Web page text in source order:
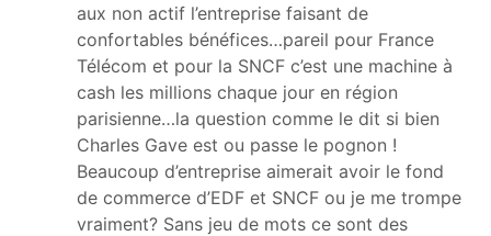
aux non actif l’entreprise faisant de
confortables bénéfices…pareil pour France
Télécom et pour la SNCF c’est une machine à
cash les millions chaque jour en région
parisienne…la question comme le dit si bien
Charles Gave est ou passe le pognon !
Beaucoup d’entreprise aimerait avoir le fond
de commerce d’EDF et SNCF ou je me trompe
vraiment? Sans jeu de mots ce sont des